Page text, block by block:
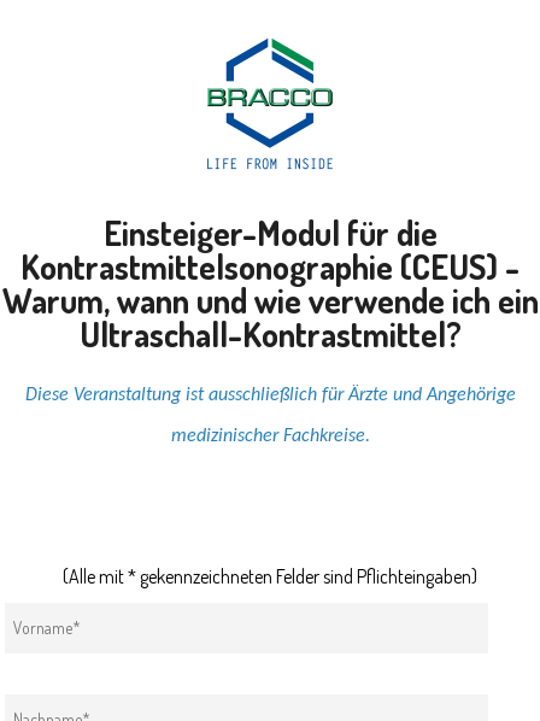
Einsteiger-Modul für die
Kontrastmittelsonographie (CEUS) -
Warum, wann und wie verwende ich ein
Ultraschall-Kontrastmittel?
Diese Veranstaltung ist ausschließlich für Ärzte und Angehörige
medizinischer Fachkreise.
(Alle mit * gekennzeichneten Felder sind Pflichteingaben)